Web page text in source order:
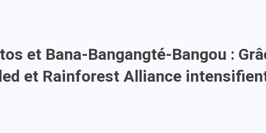
et Bana-Bangangté-Bangou :
et Rainforest Alliance